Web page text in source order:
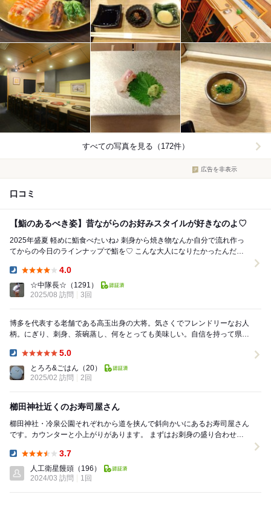
すべての写真を見る（172件）
広告を非表示
口コミ
【鮨のあるべき姿】昔ながらのお好みスタイルが好きなのよ♡
2025年盛夏 軽めに鮨食べたいね♪ 刺身から焼き物なんか自分で流れ作っ
てからの今日のラインナップで鮨を♡ こんな大人になりたかったんだよ
4.0
☆中隊長☆ （1291）
2025/08 訪問
3回
博多を代表する老舗である高玉出身の大将。気さくでフレンドリーなお人
柄。にぎり、刺身、茶碗蒸し、何をとっても美味しい。自信を持って県外
5.0
とろろ&ごはん （20）
2025/02 訪問
2回
櫛田神社近くのお寿司屋さん
櫛田神社・冷泉公園それぞれから道を挟んで斜向かいにあるお寿司屋さん
です。カウンターと小上がりがあります。 まずはお刺身の盛り合わせ。
3.7
人工衛星饅頭 （196）
2024/03 訪問
1回